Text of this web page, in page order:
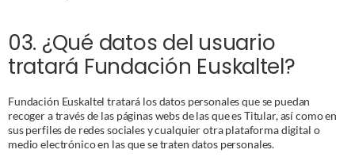
03. ¿Qué datos del usuario
tratará Fundación Euskaltel?
Fundación Euskaltel tratará los datos personales que se puedan
recoger a través de las páginas webs de las que es Titular, así como en
sus perfiles de redes sociales y cualquier otra plataforma digital o
medio electrónico en las que se traten datos personales.